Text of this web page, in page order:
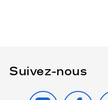
Suivez-nous
INSTAGRAM